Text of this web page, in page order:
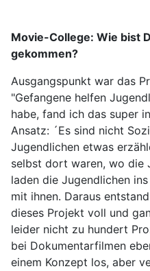
Movie-College: Wie bist
gekommen?
Ausgangspunkt war das
"Gefangene helfen
habe, fand ich das super
Ansatz: ´Es sind nicht
Jugendlichen etwas
selbst dort waren, wo die
laden die Jugendlichen
mit ihnen. Daraus
dieses Projekt voll und
leider nicht zu hundert
bei Dokumentarfilmen
einem Konzept los, aber